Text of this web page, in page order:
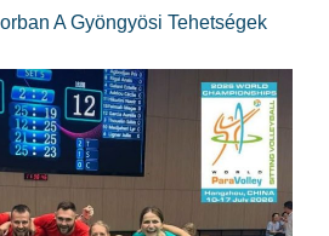
A Gyöngyösi Tehetségek